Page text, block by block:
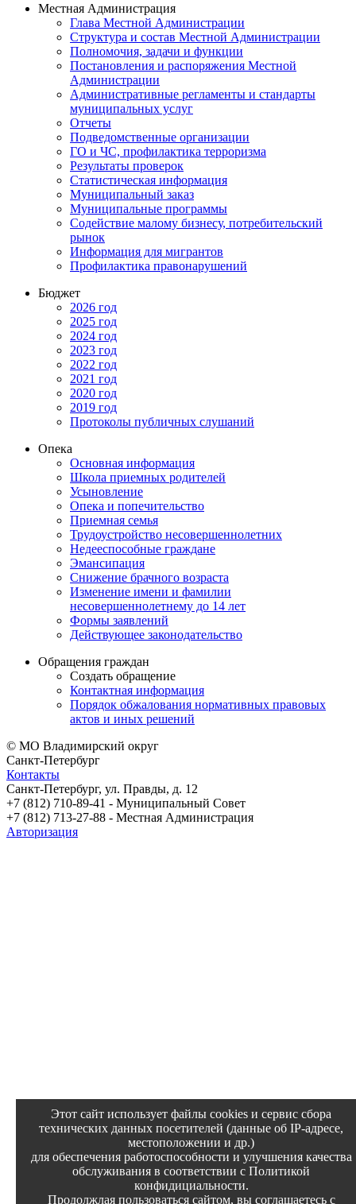
Местная Администрация
Глава Местной Администрации
Структура и состав Местной Администрации
Полномочия, задачи и функции
Постановления и распоряжения Местной
Администрации
Административные регламенты и стандарты
муниципальных услуг
Отчеты
Подведомственные организации
ГО и ЧС, профилактика терроризма
Результаты проверок
Статистическая информация
Муниципальный заказ
Муниципальные программы
Содействие малому бизнесу, потребительский
рынок
Информация для мигрантов
Профилактика правонарушений
Бюджет
2026 год
2025 год
2024 год
2023 год
2022 год
2021 год
2020 год
2019 год
Протоколы публичных слушаний
Опека
Основная информация
Школа приемных родителей
Усыновление
Опека и попечительство
Приемная семья
Трудоустройство несовершеннолетних
Недееспособные граждане
Эмансипация
Снижение брачного возраста
Изменение имени и фамилии
несовершеннолетнему до 14 лет
Формы заявлений
Действующее законодательство
Обращения граждан
Создать обращение
Контактная информация
Порядок обжалования нормативных правовых
актов и иных решений
© МО Владимирский округ
Санкт-Петербург
Контакты
Санкт-Петербург, ул. Правды, д. 12
+7 (812) 710-89-41 - Муниципальный Cовет
+7 (812) 713-27-88 - Местная Администрация
Авторизация
Этот сайт использует файлы cookies и сервис сбора
технических данных посетителей (данные об IP-адресе,
местоположении и др.)
для обеспечения работоспособности и улучшения качества
обслуживания в соответствии с Политикой
конфидициальности.
Продолжлая пользоваться сайтом, вы соглашаетесь с